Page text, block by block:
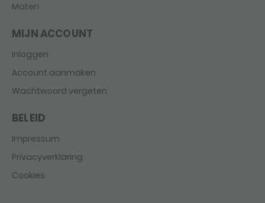
Maten
MIJN ACCOUNT
Inloggen
Account aanmaken
Wachtwoord vergeten
BELEID
Impressum
Privacyverklaring
Cookies